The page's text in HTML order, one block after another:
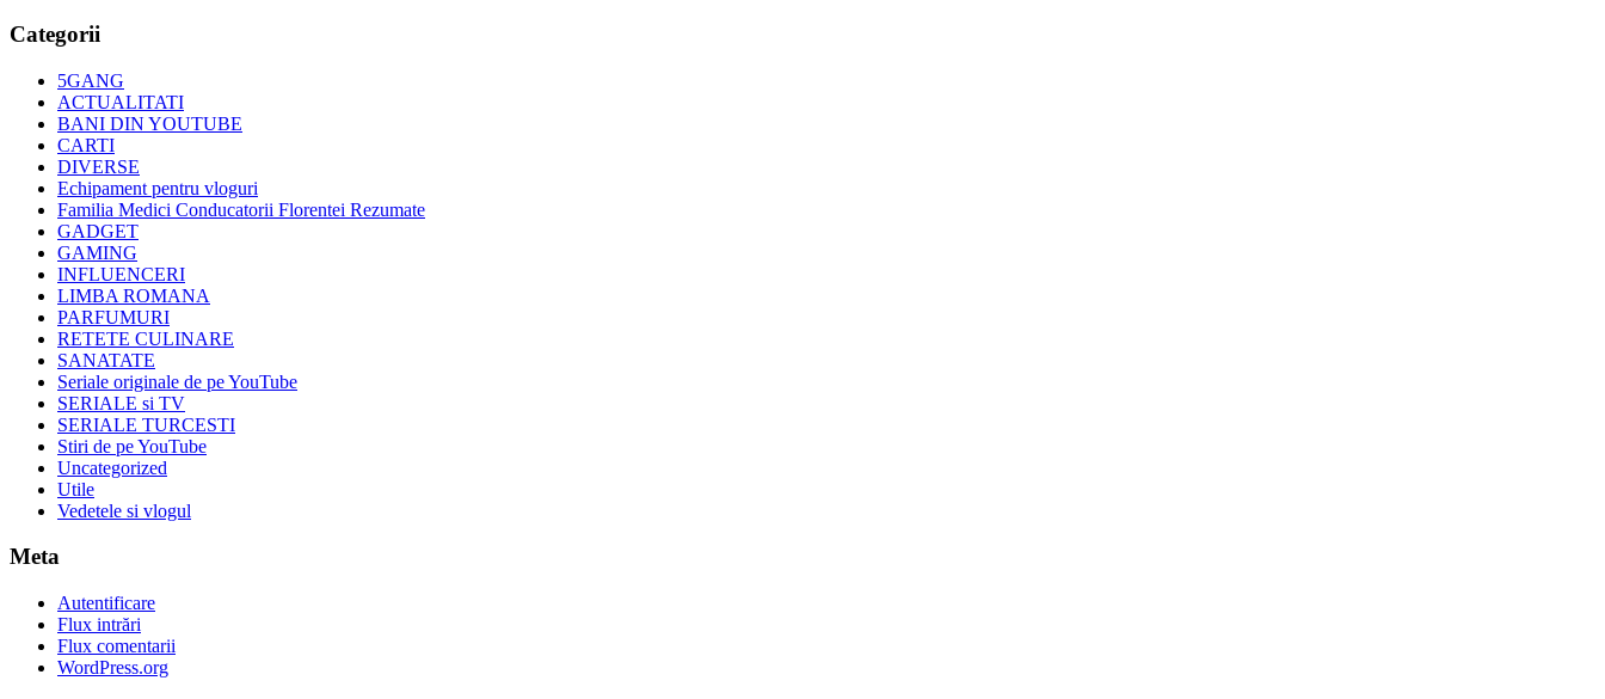
Categorii
5GANG
ACTUALITATI
BANI DIN YOUTUBE
CARTI
DIVERSE
Echipament pentru vloguri
Familia Medici Conducatorii Florentei Rezumate
GADGET
GAMING
INFLUENCERI
LIMBA ROMANA
PARFUMURI
RETETE CULINARE
SANATATE
Seriale originale de pe YouTube
SERIALE si TV
SERIALE TURCESTI
Stiri de pe YouTube
Uncategorized
Utile
Vedetele si vlogul
Meta
Autentificare
Flux intrări
Flux comentarii
WordPress.org